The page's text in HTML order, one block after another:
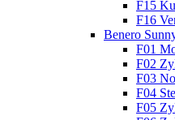
F15
F16
Benero
F01
F02
F03
F04
F05